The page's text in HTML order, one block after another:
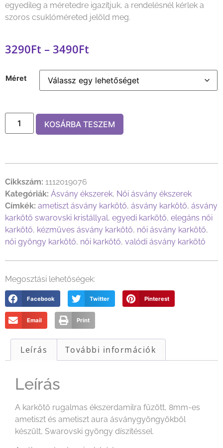
egyedileg a méretedre igazítjuk, a rendelésnél kérlek a
szoros csuklóméreted jelöld meg.
3290Ft – 3490Ft
Méret
KOSÁRBA TESZEM
Cikkszám: 1112019076
Kategóriák: Ásvány ékszerek, Női ásvány ékszerek
Címkék: ametiszt ásvány karkötő, ásvány karkötő, ásvány
karkötő swarovski kristállyal, egyedi karkötő, elegáns női
karkötő, kézműves ásvány karkötő, női ásvány karkötő,
női gyöngy karkötő, női karkötő, valódi ásvány karkötő
Megosztási lehetőségek:
Facebook Twitter Pinterest
Email Print
Leírás További információk
Leírás
A karkötő rugalmas ékszerdamilra fűzött, 8mm-es
ametiszt és ametiszt aura ásványgyöngyökből
készült, Swarovski gyöngy díszítéssel.